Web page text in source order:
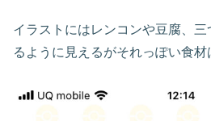
イラストにはレンコンや豆腐、
るように見えるがそれっぽい食材